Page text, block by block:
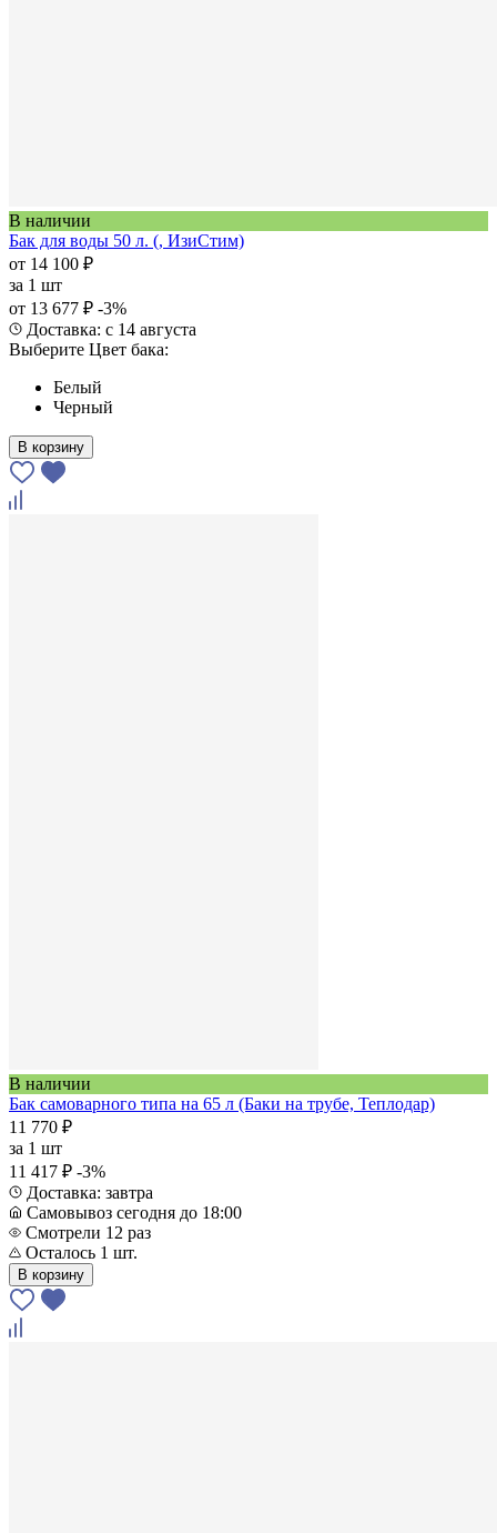
В наличии
Бак для воды 50 л. (, ИзиСтим)
от 14 100 ₽
за 1 шт
от 13 677 ₽ -3%
Доставка: с 14 августа
Выберите Цвет бака:
Белый
Черный
В корзину
В наличии
Бак самоварного типа на 65 л (Баки на трубе, Теплодар)
11 770 ₽
за 1 шт
11 417 ₽ -3%
Доставка: завтра
Самовывоз сегодня до 18:00
Смотрели 12 раз
Осталось 1 шт.
В корзину